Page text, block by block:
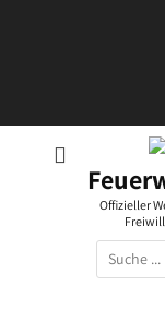
Offizieller
Suchen
nach: